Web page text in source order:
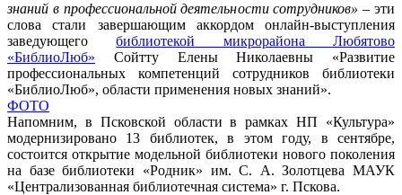
знаний в профессиональной деятельности сотрудников» – эти
слова стали завершающим аккордом онлайн-выступления
заведующегобиблиотекой микрорайона Любятово
«БиблиоЛюб» Сойтту Елены Николаевны «Развитие
профессиональных компетенций сотрудников библиотеки
«БиблиоЛюб», области применения новых знаний».
ФОТО
Напомним, в Псковской области в рамках НП «Культура»
модернизировано 13 библиотек, в этом году, в сентябре,
состоится открытие модельной библиотеки нового поколения
на базе библиотеки «Родник» им. С. А. Золотцева МАУК
«Централизованная библиотечная система» г. Пскова.